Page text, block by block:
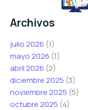
Archivos
julio 2026 (1)
mayo 2026 (1)
abril 2026 (2)
diciembre 2025 (3)
noviembre 2025 (5)
octubre 2025 (4)